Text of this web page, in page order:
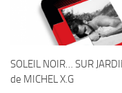
SOLEIL NOIR… SUR
de MICHEL X.G